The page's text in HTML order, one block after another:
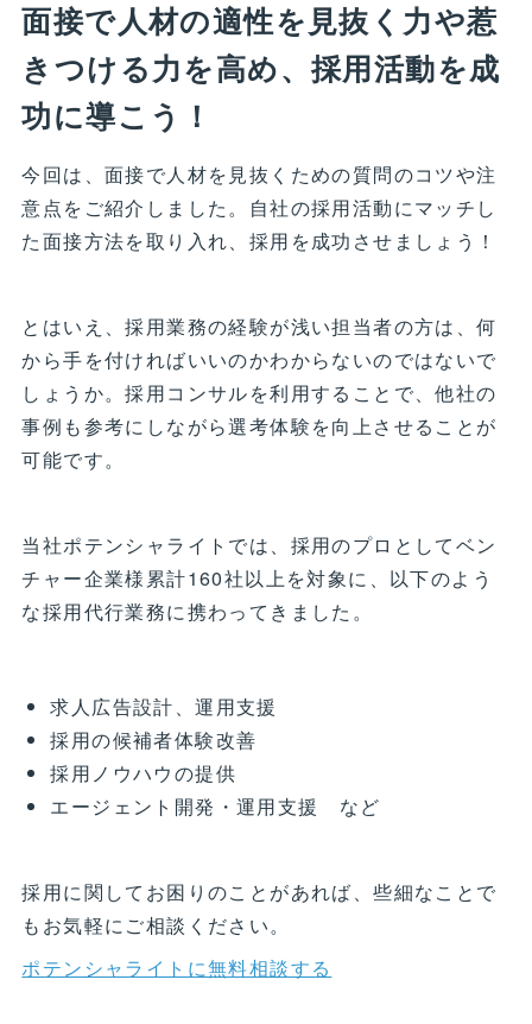
面接で人材の適性を見抜く力や惹
きつける力を高め、採用活動を成
功に導こう！
今回は、面接で人材を見抜くための質問のコツや注
意点をご紹介しました。自社の採用活動にマッチし
た面接方法を取り入れ、採用を成功させましょう！
とはいえ、採用業務の経験が浅い担当者の方は、何
から手を付ければいいのかわからないのではないで
しょうか。採用コンサルを利用することで、他社の
事例も参考にしながら選考体験を向上させることが
可能です。
当社ポテンシャライトでは、採用のプロとしてベン
チャー企業様累計160社以上を対象に、以下のよう
な採用代行業務に携わってきました。
求人広告設計、運用支援
採用の候補者体験改善
採用ノウハウの提供
エージェント開発・運用支援 など
採用に関してお困りのことがあれば、些細なことで
もお気軽にご相談ください。
ポテンシャライトに無料相談する